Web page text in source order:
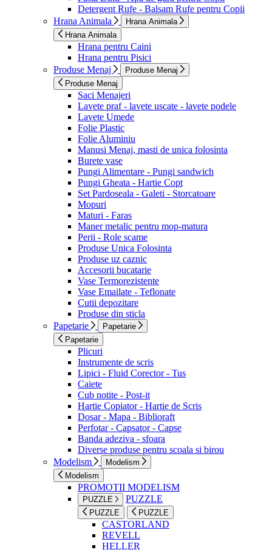
Detergent Rufe - Balsam Rufe pentru Copii
Hrana Animala
Hrana Animala
Hrana Animala
Hrana pentru Caini
Hrana pentru Pisici
Produse Menaj
Produse Menaj
Produse Menaj
Saci Menajeri
Lavete praf - lavete uscate - lavete podele
Lavete Umede
Folie Plastic
Folie Aluminiu
Manusi Menaj, masti de unica folosinta
Burete vase
Pungi Alimentare - Pungi sandwich
Pungi Gheata - Hartie Copt
Set Pardoseala - Galeti - Storcatoare
Mopuri
Maturi - Faras
Maner metalic pentru mop-matura
Perii - Role scame
Produse Unica Folosinta
Produse uz caznic
Accesorii bucatarie
Vase Termorezistente
Vase Emailate - Teflonate
Cutii depozitare
Produse din sticla
Papetarie
Papetarie
Papetarie
Plicuri
Instrumente de scris
Lipici - Fluid Corector - Tus
Caiete
Cub notite - Post-it
Hartie Copiator - Hartie de Scris
Dosar - Mapa - Biblioraft
Perfotar - Capsator - Capse
Banda adeziva - sfoara
Diverse produse pentru scoala si birou
Modelism
Modelism
Modelism
PROMOTII MODELISM
PUZZLE PUZZLE
PUZZLE PUZZLE
CASTORLAND
REVELL
HELLER